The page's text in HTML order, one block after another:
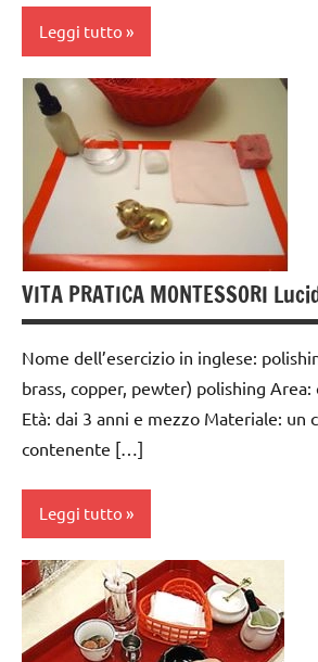
VITA
PRATICA
Leggi tutto
cura
dell'ambiente
dai
3 ai
6
anni
GUIDA
ARGOMENTI
PER ETA'
ARTICOLI
VITA
PRATICA
VITA PRATICA MONTESSORI
Nome dell’esercizio in inglese:
brass, copper, pewter) polishing Area:
Età: dai 3 anni e mezzo Materiale: un
contenente […]
Leggi tutto
cura
dell'ambiente
dai